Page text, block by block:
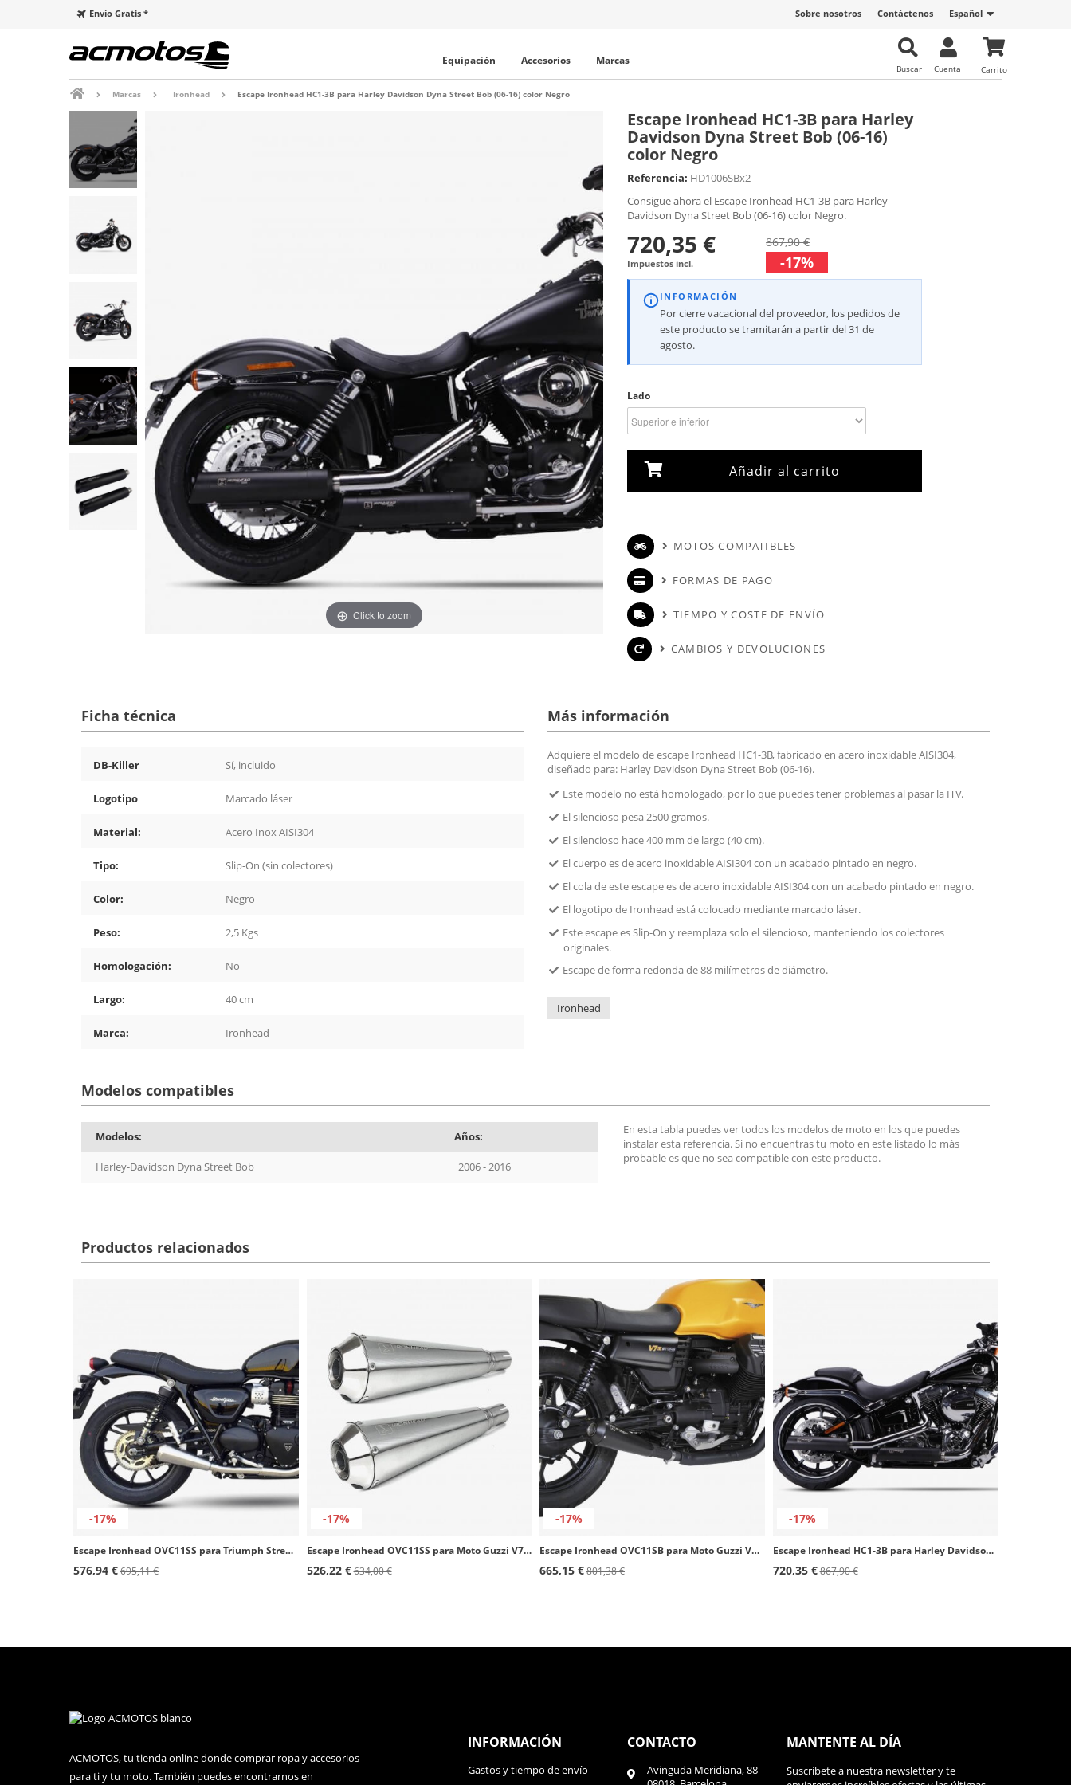
Español
Contáctenos
Sobre nosotros
Envío Gratis *
Carrito
Cuenta
Buscar
Equipación Accesorios Marcas
Marcas Ironhead Escape Ironhead HC1-3B para Harley Davidson Dyna Street Bob (06-16) color Negro
Click to zoom
Escape Ironhead HC1-3B para Harley
Davidson Dyna Street Bob (06-16)
color Negro
Referencia: HD1006SBx2
Consigue ahora el Escape Ironhead HC1-3B para Harley
Davidson Dyna Street Bob (06-16) color Negro.
720,35 €
Impuestos incl.
867,90 €
-17%
INFORMACIÓN
Por cierre vacacional del proveedor, los pedidos de
este producto se tramitarán a partir del 31 de
agosto.
Lado
Añadir al carrito
MOTOS COMPATIBLES
FORMAS DE PAGO
TIEMPO Y COSTE DE ENVÍO
CAMBIOS Y DEVOLUCIONES
Ficha técnica
DB-Killer Sí, incluido
Logotipo Marcado láser
Material: Acero Inox AISI304
Tipo: Slip-On (sin colectores)
Color: Negro
Peso: 2,5 Kgs
Homologación: No
Largo: 40 cm
Marca: Ironhead
Más información
Adquiere el modelo de escape Ironhead HC1-3B, fabricado en acero inoxidable AISI304,
diseñado para: Harley Davidson Dyna Street Bob (06-16).
Este modelo no está homologado, por lo que puedes tener problemas al pasar la ITV.
El silencioso pesa 2500 gramos.
El silencioso hace 400 mm de largo (40 cm).
El cuerpo es de acero inoxidable AISI304 con un acabado pintado en negro.
El cola de este escape es de acero inoxidable AISI304 con un acabado pintado en negro.
El logotipo de Ironhead está colocado mediante marcado láser.
Este escape es Slip-On y reemplaza solo el silencioso, manteniendo los colectores
originales.
Escape de forma redonda de 88 milímetros de diámetro.
Ironhead
Modelos compatibles
Modelos: Años:
Harley-Davidson Dyna Street Bob 2006 - 2016
En esta tabla puedes ver todos los modelos de moto en los que puedes
instalar esta referencia. Si no encuentras tu moto en este listado lo más
probable es que no sea compatible con este producto.
Productos relacionados
-17%
Escape Ironhead OVC11SS para Triumph Street Twin 900 (16-20), Speed Twin (16-20), Street Cup color Acero
576,94 €695,11 €
-17%
Escape Ironhead OVC11SS para Moto Guzzi V7 II color Cromado
526,22 €634,00 €
-17%
Escape Ironhead OVC11SB para Moto Guzzi V7 II color Negro
665,15 €801,38 €
-17%
Escape Ironhead HC1-3B para Harley Davidson Softail Breakout (13-16) color Negro
720,35 €867,90 €
ACMOTOS, tu tienda online donde comprar ropa y accesorios
para ti y tu moto. También puedes encontrarnos en
INFORMACIÓN
Gastos y tiempo de envío
CONTACTO
Avinguda Meridiana, 88
MANTENTE AL DÍA
Suscríbete a nuestra newsletter y te